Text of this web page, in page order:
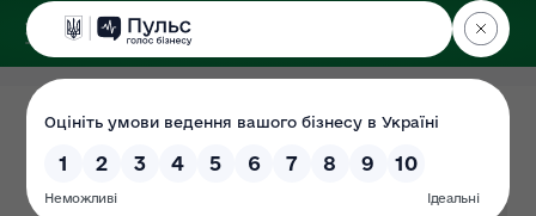
ДЕРЖЕКОІНСПЕКЦІЯ
Поліського округу
17.08.2022
Документ
проведення перевірки?